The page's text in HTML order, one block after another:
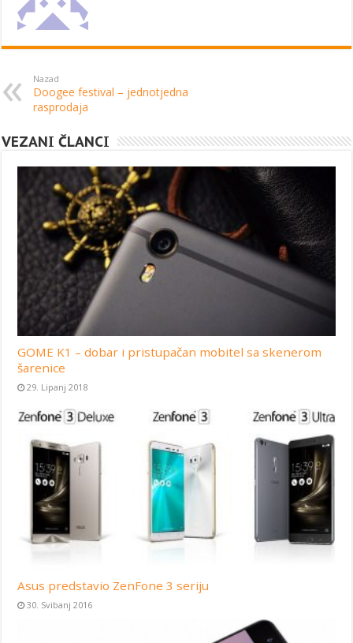
Nazad
Doogee festival – jednotjedna
rasprodaja
VEZANI ČLANCI
GOME K1 – dobar i pristupačan mobitel sa skenerom
šarenice
29. Lipanj 2018
Asus predstavio ZenFone 3 seriju
30. Svibanj 2016